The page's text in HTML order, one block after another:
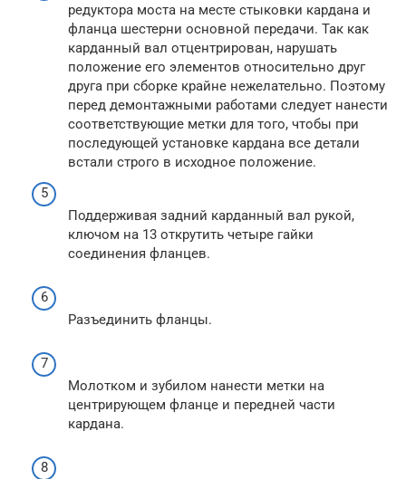
редуктора моста на месте стыковки кардана и
фланца шестерни основной передачи. Так как
карданный вал отцентрирован, нарушать
положение его элементов относительно друг
друга при сборке крайне нежелательно. Поэтому
перед демонтажными работами следует нанести
соответствующие метки для того, чтобы при
последующей установке кардана все детали
встали строго в исходное положение.
Поддерживая задний карданный вал рукой,
ключом на 13 открутить четыре гайки
соединения фланцев.
Разъединить фланцы.
Молотком и зубилом нанести метки на
центрирующем фланце и передней части
кардана.